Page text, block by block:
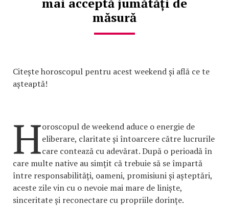
măsură
Citește horoscopul pentru acest weekend și află ce te
așteaptă!
Horoscopul de weekend aduce o energie de
eliberare, claritate și întoarcere către lucrurile
care contează cu adevărat. După o perioadă în
care multe native au simțit că trebuie să se împartă
între responsabilități, oameni, promisiuni și așteptări,
aceste zile vin cu o nevoie mai mare de liniște,
sinceritate și reconectare cu propriile dorințe.